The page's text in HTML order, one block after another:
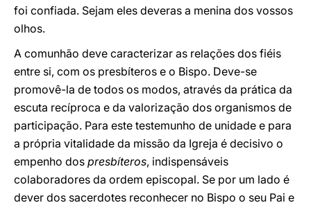
foi confiada. Sejam eles deveras a menina dos vossos
olhos.
A comunhão deve caracterizar as relações dos fiéis
entre si, com os presbíteros e o Bispo. Deve-se
promovê-la de todos os modos, através da prática da
escuta recíproca e da valorização dos organismos de
participação. Para este testemunho de unidade e para
a própria vitalidade da missão da Igreja é decisivo o
empenho dos presbíteros, indispensáveis
colaboradores da ordem episcopal. Se por um lado é
dever dos sacerdotes reconhecer no Bispo o seu Pai e